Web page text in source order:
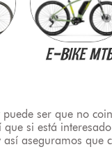
E-BIKE
puede ser que no
si está
así aseguramos que